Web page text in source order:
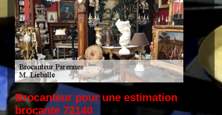
Brocanteur pour une estimation
brocante 72140